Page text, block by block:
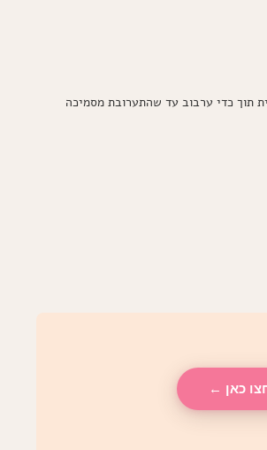
תוך כדי ערבוב עד שהתערובת מסמיכה
כאן ←